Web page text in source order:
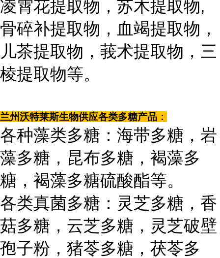
凌霄花提取物，苏木提取物,
骨碎补提取物，血竭提取物，
儿茶提取物，莪术提取物，三
棱提取物等。
兰州沃特莱斯生物供应各类多糖产品：
各种藻类多糖：海带多糖，岩
藻多糖，昆布多糖，褐藻多
糖，褐藻多糖硫酸酯等。
各类真菌多糖：灵芝多糖，香
菇多糖，云芝多糖，灵芝破壁
孢子粉，猪苓多糖，茯苓多